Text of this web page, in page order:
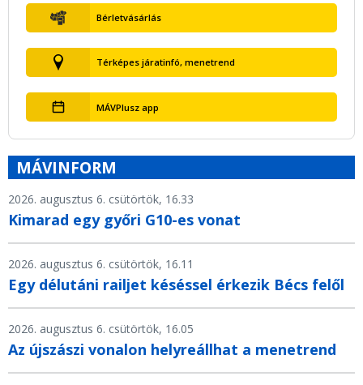
Bérletvásárlás
Térképes járatinfó, menetrend
MÁVPlusz app
MÁVINFORM
2026. augusztus 6. csütörtök, 16.33
Kimarad egy győri G10-es vonat
2026. augusztus 6. csütörtök, 16.11
Egy délutáni railjet késéssel érkezik Bécs felől
2026. augusztus 6. csütörtök, 16.05
Az újszászi vonalon helyreállhat a menetrend